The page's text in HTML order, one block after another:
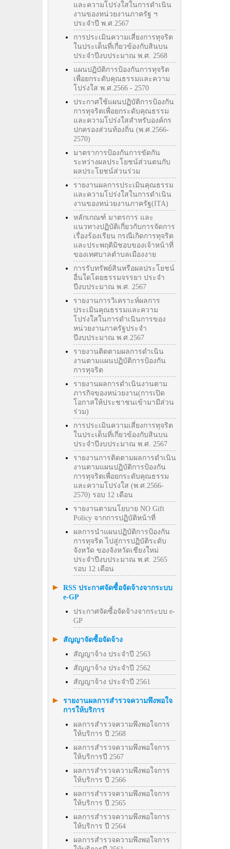
และความโปร่งใสในการดำเนิน
งานของหน่วยงานภาครัฐ ฯ
ประจำปี พ.ศ.2567
การประเมินความเสี่ยงการทุจริต
ในประเด็นที่เกี่ยวข้องกับสินบน
ประจำปีงบประมาณ พ.ศ. 2568
แผนปฏิบัติการป้องกันการทุจริต
เพื่อยกระดับคุณธรรมและความ
โปร่งใส พ.ศ.2566 - 2570
ประกาศใช้แผนปฏิบัติการป้องกัน
การทุจริตเพื่อยกระดับคุณธรรม
และความโปร่งใสสำหรับองค์กร
ปกครองส่วนท้องถิ่น (พ.ศ.2566-
2570)
มาตราการป้องกันการขัดกัน
ระหว่างผลประโยชน์ส่วนตนกับ
ผลประโยชน์ส่วนร่วม
รายงานผลการประเมินคุณธรรม
และความโปร่งใสในการดำเนิน
งานของหน่วยงานภาครัฐ(ITA)
หลักเกณฑ์ มาตรการ และ
แนวทางปฏิบัติเกี่ยวกับการจัดการ
เรื่องร้องเรียน กรณีเกิดการทุจริต
และประพฤติมิชอบของเจ้าหน้าที่
ของเทศบาลตำบลเมืองงาย
การรับทรัพย์สินหรือผลประโยชน์
อื่นใดโดยธรรมจรรยา ประจำ
ปีงบประมาณ พ.ศ. 2567
รายงานการวิเคราะห์ผลการ
ประเมินคุณธรรมและความ
โปร่งใสในการดำเนินการของ
หน่วยงานภาครัฐประจำ
ปีงบประมาณ พ.ศ.2567
รายงานติดตามผลการดำเนิน
งานตามแผนปฏิบัติการป้องกัน
การทุจริต
รายงานผลการดำเนินงานตาม
ภารกิจของหน่วยงาน(การเปิด
โอกาสให้ประชาชนเข้ามามีส่วน
ร่วม)
การประเมินความเสี่ยงการทุจริต
ในประเด็นที่เกี่ยวข้องกับสินบน
ประจำปีงบประมาณ พ.ศ. 2567
รายงานการติดตามผลการดำเนิน
งานตามแผนปฏิบัติการป้องกัน
การทุจริตเพื่อยกระดับคุณธรรม
และความโปร่งใส (พ.ศ.2566-
2570) รอบ 12 เดือน
รายงานตามนโยบาย NO Gift
Policy จากการปฏิบัติหน้าที่
ผลการนำแผนปฏิบัติการป้องกัน
การทุจริต ไปสู่การปฏิบัติระดับ
จังหวัด ของจังหวัดเชียงใหม่
ประจำปีงบประมาณ พ.ศ. 2565
รอบ 12 เดือน
RSS ประกาศจัดซื้อจัดจ้างจากระบบ
e-GP
ประกาศจัดซื้อจัดจ้างจากระบบ e-
GP
สัญญาจัดซื้อจัดจ้าง
สัญญาจ้าง ประจำปี 2563
สัญญาจ้าง ประจำปี 2562
สัญญาจ้าง ประจำปี 2561
รายงานผลการสำรวจความพึงพอใจ
การให้บริการ
ผลการสำรวจความพึงพอใจการ
ให้บริการ ปี 2568
ผลการสำรวจความพึงพอใจการ
ให้บริการปี 2567
ผลการสำรวจความพึงพอใจการ
ให้บริการ ปี 2566
ผลการสำรวจความพึงพอใจการ
ให้บริการ ปี 2565
ผลการสำรวจความพึงพอใจการ
ให้บริการ ปี 2564
ผลการสำรวจความพึงพอใจการ